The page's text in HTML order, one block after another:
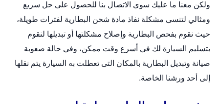
ولكن معنا ما عليك سوي الاتصال بنا للحصول على حل سريع
ومثالي لتنسى مشكلة نفاذ مادة شحن البطارية لفترات طويلة،
حيث نقوم بفحص البطارية وإصلاح مشكلتها أو تبديلها لنقوم
بتسليم السيارة لك في أسرع وقت ممكن، وفي حالة صعوبة
صيانة وتبديل البطارية بالمكان التى تعطلت به السيارة يتم نقلها
إلى أحد ورشنا الخاصة.